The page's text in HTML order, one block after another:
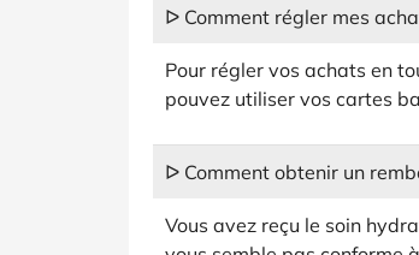
ᐅ Comment régler mes
Pour régler vos achats en
pouvez utiliser vos cartes
ᐅ Comment obtenir un
Vous avez reçu le soin